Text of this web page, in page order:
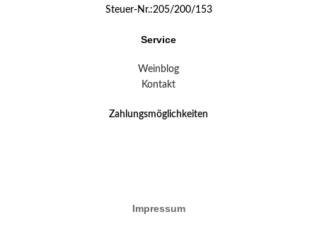
Steuer-Nr.:205/200/153
Service
Weinblog
Kontakt
Zahlungsmöglichkeiten
Impressum